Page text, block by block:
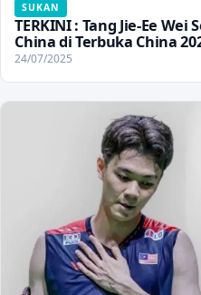
SUKAN
TERKINI : Tang Jie-Ee
China di Terbuka China
24/07/2025